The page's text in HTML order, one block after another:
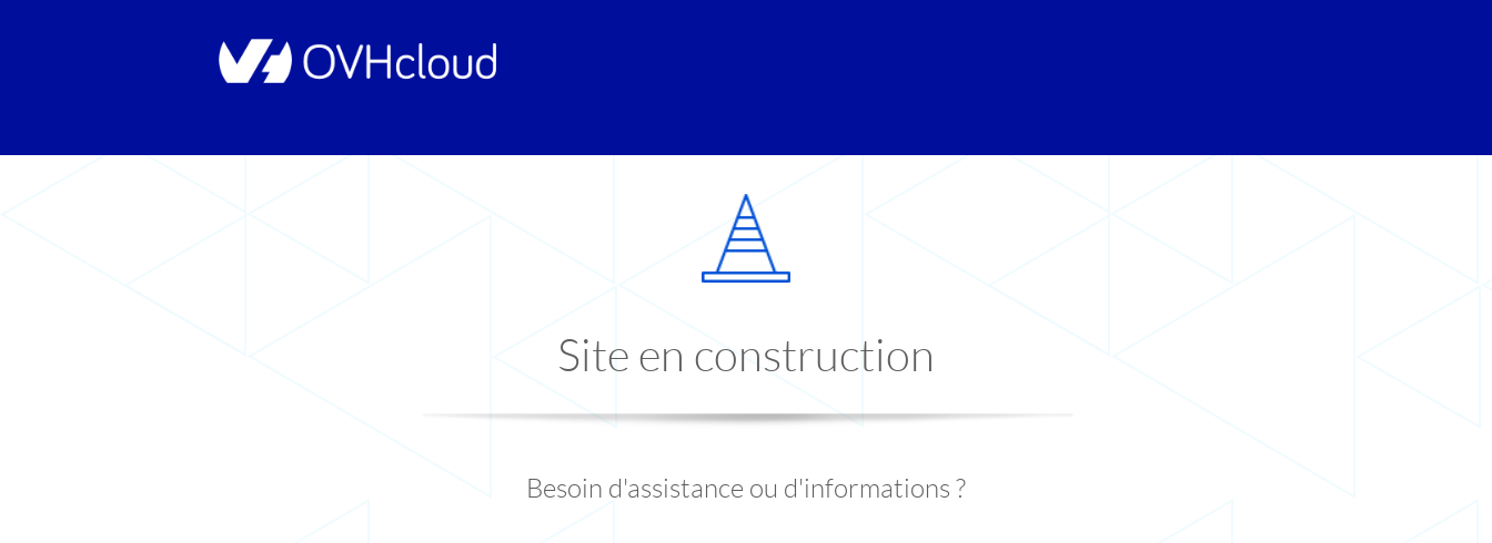
Site en construction
Besoin d'assistance ou d'informations ?